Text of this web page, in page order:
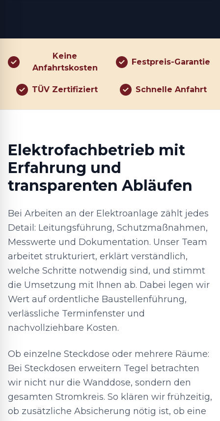
Keine
Anfahrtskosten
Festpreis-Garantie
TÜV Zertifiziert Schnelle Anfahrt
Elektrofachbetrieb mit
Erfahrung und
transparenten Abläufen
Bei Arbeiten an der Elektroanlage zählt jedes
Detail: Leitungsführung, Schutzmaßnahmen,
Messwerte und Dokumentation. Unser Team
arbeitet strukturiert, erklärt verständlich,
welche Schritte notwendig sind, und stimmt
die Umsetzung mit Ihnen ab. Dabei legen wir
Wert auf ordentliche Baustellenführung,
verlässliche Terminfenster und
nachvollziehbare Kosten.
Ob einzelne Steckdose oder mehrere Räume:
Bei Steckdosen erweitern Tegel betrachten
wir nicht nur die Wanddose, sondern den
gesamten Stromkreis. So klären wir frühzeitig,
ob zusätzliche Absicherung nötig ist, ob eine